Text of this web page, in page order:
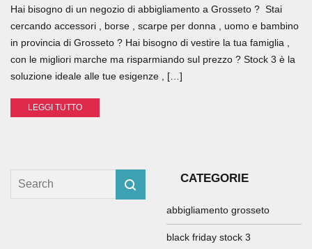
Hai bisogno di un negozio di abbigliamento a Grosseto ? Stai
cercando accessori , borse , scarpe per donna , uomo e bambino
in provincia di Grosseto ? Hai bisogno di vestire la tua famiglia ,
con le migliori marche ma risparmiando sul prezzo ? Stock 3 è la
soluzione ideale alle tue esigenze , […]
LEGGI TUTTO
CATEGORIE
abbigliamento grosseto
black friday stock 3